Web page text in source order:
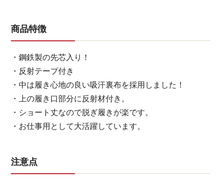
商品特徴
・鋼鉄製の先芯入り！
・反射テープ付き
・中は履き心地の良い吸汗裏布を採用しました！
・上の履き口部分に反射材付き。
・ショート丈なので脱ぎ履きが楽です。
・お仕事用として大活躍しています。
注意点